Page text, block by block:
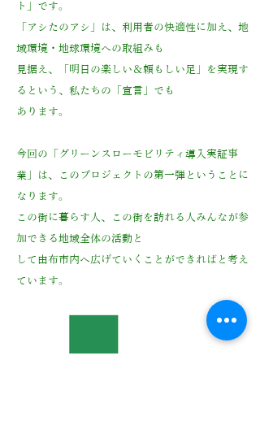
ト」です。
「アシたのアシ」は、利用者の快適性に加え、地
域環境・地球環境への取組みも
見据え、「明日の楽しい＆頼もしい足」を実現す
るという、私たちの「宣言」でも
あります。
今回の「グリーンスローモビリティ導入実証事
業」は、このプロジェクトの第一弾ということに
なります。
この街に暮らす人、この街を訪れる人みんなが参
加できる地域全体の活動と
して由布市内へ広げていくことができればと考え
ています。